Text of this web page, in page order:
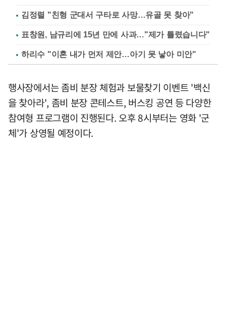
김정렬 "친형 군대서 구타로 사망…유골 못 찾아"
표창원, 남규리에 15년 만에 사과…"제가 틀렸습니다"
하리수 "이혼 내가 먼저 제안…아기 못 낳아 미안"
행사장에서는 좀비 분장 체험과 보물찾기 이벤트 '백신
을 찾아라', 좀비 분장 콘테스트, 버스킹 공연 등 다양한
참여형 프로그램이 진행된다. 오후 8시부터는 영화 '군
체'가 상영될 예정이다.